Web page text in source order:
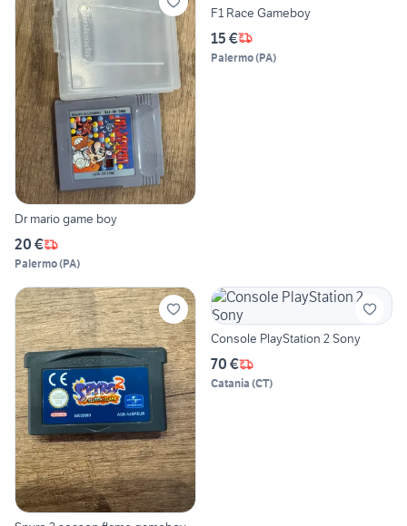
Dr mario game boy
20 €
Palermo(PA)
F1 Race Gameboy
15 €
Palermo(PA)
Console PlayStation 2 Sony
70 €
Catania (CT)